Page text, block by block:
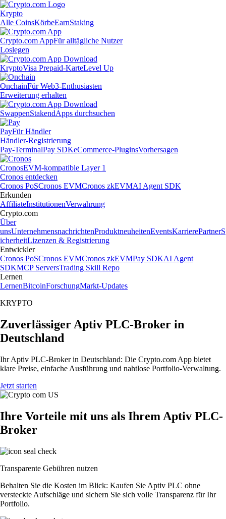
Krypto
Alle CoinsKörbeEarnStaking
Crypto.com AppFür alltägliche Nutzer
Loslegen
KryptoVisa Prepaid-KarteLevel Up
OnchainFür Web3-Enthusiasten
Erweiterung erhalten
SwappenStakendApps durchsuchen
PayFür Händler
Händler-Registrierung
Pay-TerminalPay SDKeCommerce-PluginsVorhersagen
CronosEVM-kompatible Layer 1
Cronos entdecken
Cronos PoSCronos EVMCronos zkEVMAI Agent SDK
Erkunden
AffiliateInstitutionenVerwahrung
Crypto.com
Über
unsUnternehmensnachrichtenProduktneuheitenEventsKarrierePartnerS
icherheitLizenzen & Registrierung
Entwickler
Cronos PoSCronos EVMCronos zkEVMPay SDKAI Agent
SDKMCP ServersTrading Skill Repo
Lernen
LernenBitcoinForschungMarkt-Updates
KRYPTO
Zuverlässiger Aptiv PLC-Broker in
Deutschland
Ihr Aptiv PLC-Broker in Deutschland: Die Crypto.com App bietet
klare Preise, einfache Ausführung und nahtlose Portfolio-Verwaltung.
Jetzt starten
Ihre Vorteile mit uns als Ihrem Aptiv PLC-
Broker
Transparente Gebühren nutzen
Behalten Sie die Kosten im Blick: Kaufen Sie Aptiv PLC ohne
versteckte Aufschläge und sichern Sie sich volle Transparenz für Ihr
Portfolio.